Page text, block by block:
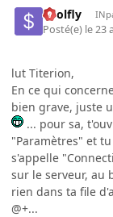
$oolfly
Posté(e) le 23
lut Titerion,
En ce qui
bien grave, juste
... pour sa,
"Paramètres" et
s'appelle
sur le serveur, au
rien dans ta file
@+...